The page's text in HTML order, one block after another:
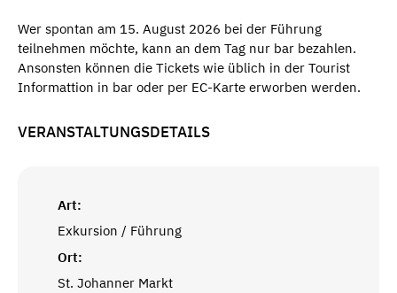
Wer spontan am 15. August 2026 bei der Führung
teilnehmen möchte, kann an dem Tag nur bar bezahlen.
Ansonsten können die Tickets wie üblich in der Tourist
Informattion in bar oder per EC-Karte erworben werden.
VERANSTALTUNGSDETAILS
Art:
Exkursion / Führung
Ort:
St. Johanner Markt